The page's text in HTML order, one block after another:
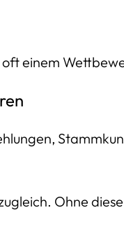
einem
Ohne